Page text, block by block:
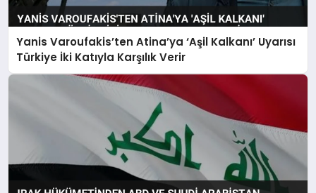
Yanis Varoufakis’ten Atina’ya ‘Aşil Kalkanı’ Uyarısı
Türkiye İki Katıyla Karşılık Verir